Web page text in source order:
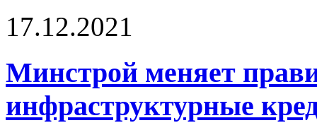
17.12.2021
Минстрой меняет
инфраструктурные